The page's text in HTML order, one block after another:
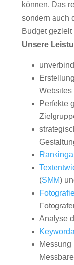
können. Das
sondern auch
Budget gezielt
Unsere
Websites
Perfekte
(SMM)
Analyse
Messung